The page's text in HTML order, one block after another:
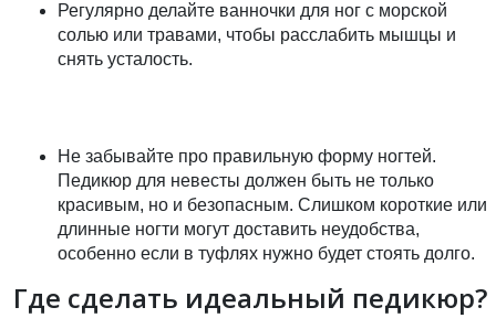
Регулярно делайте ванночки для ног с морской
солью или травами, чтобы расслабить мышцы и
снять усталость.
Не забывайте про правильную форму ногтей.
Педикюр для невесты должен быть не только
красивым, но и безопасным. Слишком короткие или
длинные ногти могут доставить неудобства,
особенно если в туфлях нужно будет стоять долго.
Где сделать идеальный педикюр?